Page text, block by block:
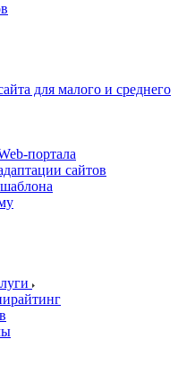
для малого и среднего
портала
сайтов